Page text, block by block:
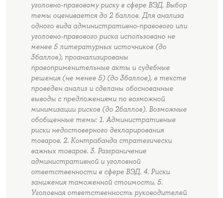
уголовно-правовому риску в сфере ВЭД. Выбор
темы оценивается до 2 баллов. Для анализа
одного вида административно-правового или
уголовно-правового риска использовано не
менее 5 литературных источников (до
3баллов), проанализированы
правоприменительные акты и судебные
решения (не менее 5) (до 3баллов), в тексте
проведен анализ и сделаны обоснованные
выводы с предложениями по возможной
минимизации рисков (до 2баллов). Возможные
обобщенные темы: 1. Административные
риски недостоверного декларирования
товаров. 2. Контрабанда стратегически
важных товаров. 3. Разграничение
административной и уголовной
ответственности в сфере ВЭД. 4. Риски
занижения таможенной стоимости. 5.
Уголовная ответственность руководителей